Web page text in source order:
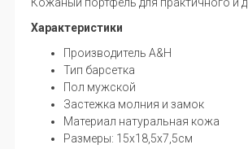
Кожаный портфель для практичного и
Характеристики
Производитель A&H
Тип барсетка
Пол мужской
Застежка молния и замок
Материал натуральная кожа
Размеры: 15х18,5х7,5см